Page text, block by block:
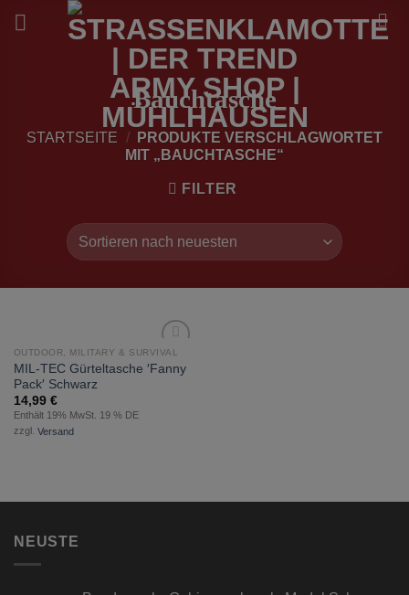
Inhalt
Bauchtasche
STARTSEITE /
PRODUKTE VERSCHLAGWORTET
MIT „BAUCHTASCHE“
FILTER
Wunschliste
OUTDOOR, MILITARY & SURVIVAL
MIL-TEC Gürteltasche ′Fanny
Pack′ Schwarz
14,99 €
Enthält 19% MwSt. 19 % DE
zzgl. Versand
NEUSTE